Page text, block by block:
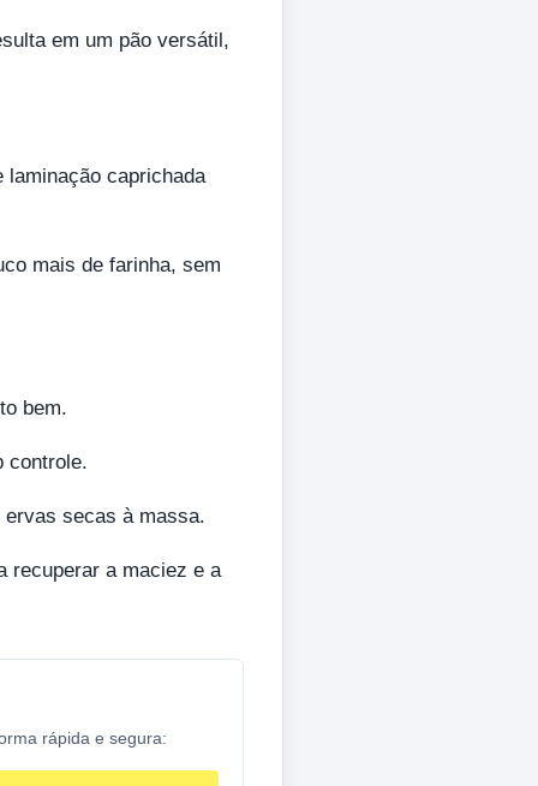
em um pão versátil,
caprichada
mais de farinha, sem
bem.
controle.
secas à massa.
recuperar a maciez e a
rápida e segura: